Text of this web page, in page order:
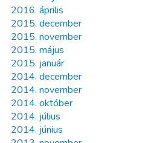
2016. április
2015. december
2015. november
2015. május
2015. január
2014. december
2014. november
2014. október
2014. július
2014. június